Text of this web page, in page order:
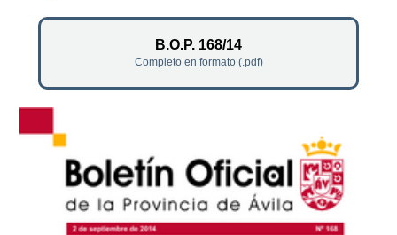
B.O.P. 168/14
Completo en formato (.pdf)